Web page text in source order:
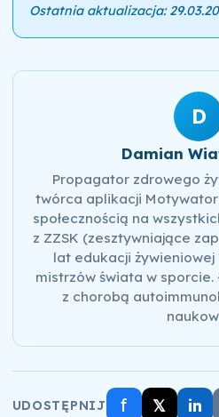
Ostatnia aktualizacja:
D
Damian
Propagator zdrowego
twórca aplikacji Motywator
społecznością na
z ZZSK (zesztywniające
lat edukacji żywieniowej
mistrzów świata w
z chorobą
UDOSTĘPNIJ f 𝕏 in